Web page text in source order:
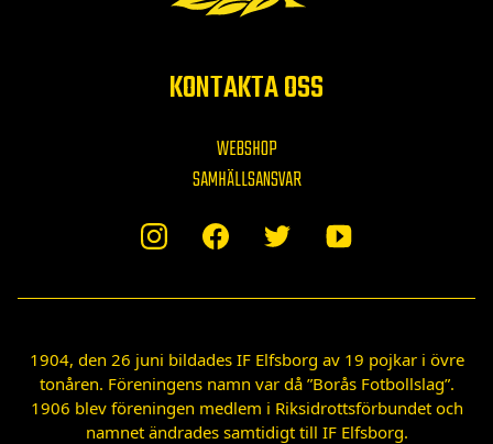
KONTAKTA OSS
WEBSHOP
SAMHÄLLSANSVAR
1904, den 26 juni bildades IF Elfsborg av 19 pojkar i övre
tonåren. Föreningens namn var då ”Borås Fotbollslag”.
1906 blev föreningen medlem i Riksidrottsförbundet och
namnet ändrades samtidigt till IF Elfsborg.